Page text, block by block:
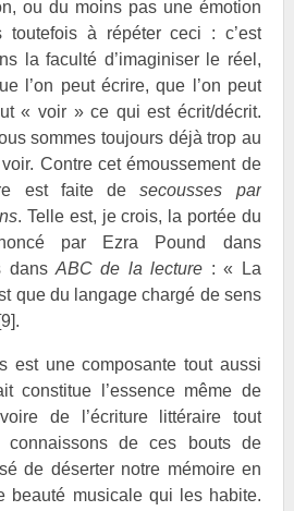
ou du moins pas une émotion
toutefois à répéter ceci : c’est
la faculté d’imaginiser le réel,
l’on peut écrire, que l’on peut
« voir » ce qui est écrit/décrit.
sommes toujours déjà trop au
Contre cet émoussement de
est faite de secousses par
. Telle est, je crois, la portée du
par Ezra
Pound dans
dans ABC de la lecture: « La
que du langage chargé de sens
.
est une composante tout aussi
constitue l’essence même de
voire de l’écriture littéraire tout
connaissons de ces bouts de
de déserter notre mémoire en
beauté musicale qui les habite.